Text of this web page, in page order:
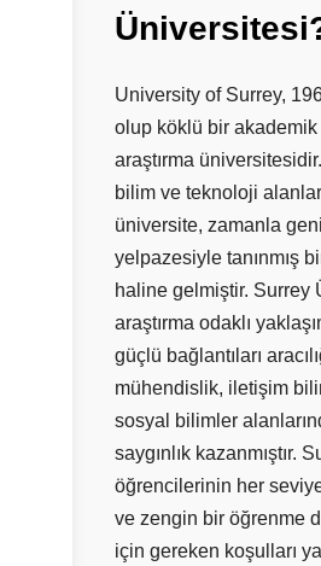
University of Surrey,
olup köklü bir
araştırma
bilim ve teknoloji
üniversite, zamanla
yelpazesiyle tanınmış
haline gelmiştir. Surrey
araştırma odaklı
güçlü bağlantıları
mühendislik, iletişim
sosyal bilimler
saygınlık kazanmıştır.
öğrencilerinin her
ve zengin bir öğrenme
için gereken koşulları